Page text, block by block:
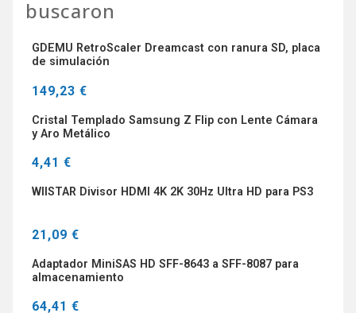
buscaron
GDEMU RetroScaler Dreamcast con ranura SD, placa
de simulación
149,23 €
Cristal Templado Samsung Z Flip con Lente Cámara
y Aro Metálico
4,41 €
WIISTAR Divisor HDMI 4K 2K 30Hz Ultra HD para PS3
21,09 €
Adaptador MiniSAS HD SFF-8643 a SFF-8087 para
almacenamiento
64,41 €